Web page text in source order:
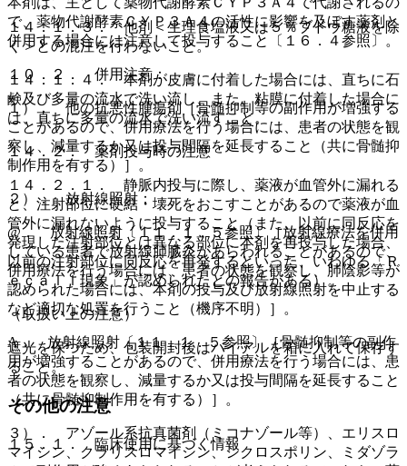
１４．１．３． 他剤＜生理食塩液又は５％ブドウ糖液を除
く＞との混注を行わないこと。
１４．１．４． 本剤が皮膚に付着した場合には、直ちに石
鹸及び多量の流水で洗い流し、また、粘膜に付着した場合に
は、直ちに多量の流水で洗い流すこと。
１４．２． 薬剤投与時の注意
１４．２．１． 静脈内投与に際し、薬液が血管外に漏れる
と、注射部位に硬結・壊死をおこすことがあるので薬液が血
管外に漏れないように投与すること（また、以前に同反応を
発現した注射部位とは異なる部位に本剤を再投与した場合、
以前の注射部位に同反応を再発するといった、いわゆる「Ｒ
ｅｃａｌｌ現象」が認められたとの報告がある）。
（取扱い上の注意）
遮光を保つため、包装開封後はバイアルを箱に入れて保存す
ること。
その他の注意
１５．１． 臨床使用に基づく情報
で、薬物代謝酵素ＣＹＰ３Ａ４の活性に影響を及ぼす薬剤と
併用する場合には注意して投与すること〔１６．４参照〕。
１０．２． 併用注意：
１）． 他の抗悪性腫瘍剤［骨髄抑制等の副作用が増強する
ことがあるので、併用療法を行う場合には、患者の状態を観
察し、減量するか又は投与間隔を延長すること（共に骨髄抑
制作用を有する）］。
２）． 放射線照射：
@． 放射線照射〔１１．１．５参照〕［放射線療法を併用
している患者で放射線肺臓炎があらわれることがあるので、
併用療法を行う場合には、患者の状態を観察し、肺陰影等が
認められた場合には、本剤の投与及び放射線照射を中止する
など適切な処置を行うこと（機序不明）］。
A． 放射線照射〔１１．１．５参照〕［骨髄抑制等の副作
用が増強することがあるので、併用療法を行う場合には、患
者の状態を観察し、減量するか又は投与間隔を延長すること
（共に骨髄抑制作用を有する）］。
３）． アゾール系抗真菌剤（ミコナゾール等）、エリスロ
マイシン、クラリスロマイシン、シクロスポリン、ミダゾラ